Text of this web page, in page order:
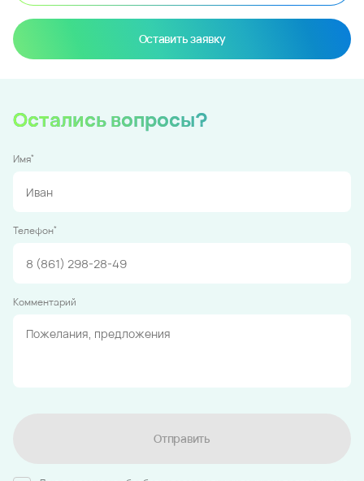
Оставить заявку
Остались вопросы?
Имя*
Телефон*
Комментарий
Отправить